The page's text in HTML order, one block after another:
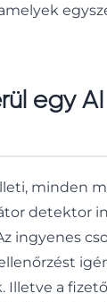
egy
minden
detektor
ingyenes
Illetve a